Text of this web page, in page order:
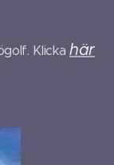
Klickahär